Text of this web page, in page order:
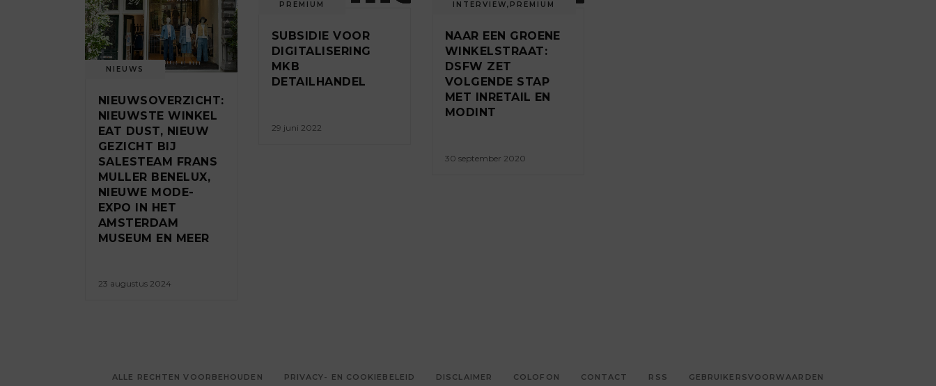
NIEUWS
NIEUWSOVERZICHT:
NIEUWSTE WINKEL
EAT DUST, NIEUW
GEZICHT BIJ
SALESTEAM FRANS
MULLER BENELUX,
NIEUWE MODE-
EXPO IN HET
AMSTERDAM
MUSEUM EN MEER
23 augustus 2024
PREMIUM
SUBSIDIE VOOR
DIGITALISERING
MKB
DETAILHANDEL
29 juni 2022
INTERVIEW, PREMIUM
NAAR EEN GROENE
WINKELSTRAAT:
DSFW ZET
VOLGENDE STAP
MET INRETAIL EN
MODINT
30 september 2020
ALLE RECHTEN VOORBEHOUDEN PRIVACY- EN COOKIEBELEID DISCLAIMER COLOFON CONTACT RSS GEBRUIKERSVOORWAARDEN